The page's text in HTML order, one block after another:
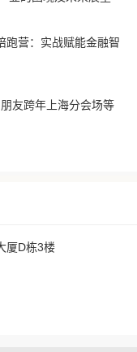
跑营：实战赋能金融智
友跨年上海分会场等
厦D栋3楼